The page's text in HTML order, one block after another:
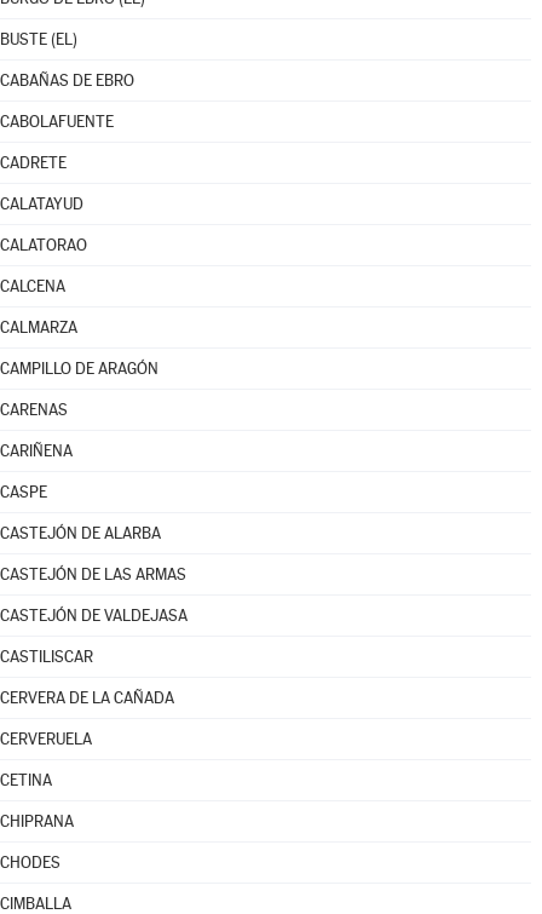
BUSTE (EL)
CABAÑAS DE EBRO
CABOLAFUENTE
CADRETE
CALATAYUD
CALATORAO
CALCENA
CALMARZA
CAMPILLO DE ARAGÓN
CARENAS
CARIÑENA
CASPE
CASTEJÓN DE ALARBA
CASTEJÓN DE LAS ARMAS
CASTEJÓN DE VALDEJASA
CASTILISCAR
CERVERA DE LA CAÑADA
CERVERUELA
CETINA
CHIPRANA
CHODES
CIMBALLA